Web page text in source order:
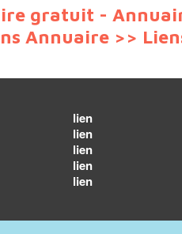
gratuit -
Annuaire >>
lien
lien
lien
lien
lien